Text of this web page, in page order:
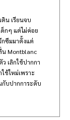
น เรียนจบ
กๆ แต่ไม่ค่อย
กซึมมาตั้งแต่
น Montblanc
เลิกใช้ปากกา
ช้ใหม่เพราะ
กับปากการะดับ